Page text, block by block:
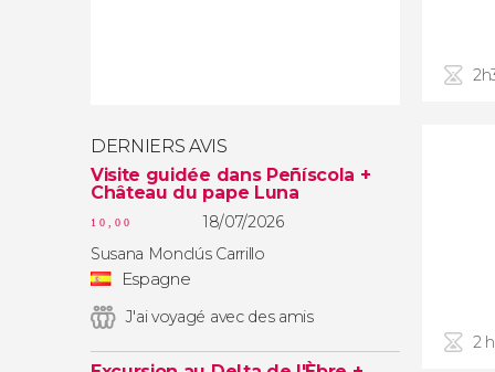
DERNIERS AVIS
Visite guidée dans Peñíscola +
Château du pape Luna
10,00
18/07/2026
Susana Monclús Carrillo
Espagne
J'ai voyagé avec des amis
2